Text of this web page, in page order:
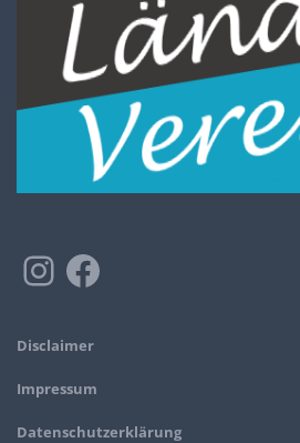
Disclaimer
Impressum
Datenschutzerklärung